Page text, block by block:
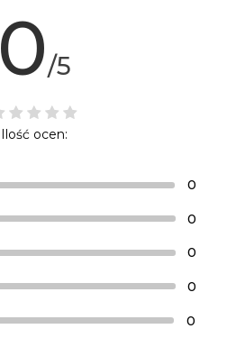
0/5
Ilość ocen:
0
0
0
0
0